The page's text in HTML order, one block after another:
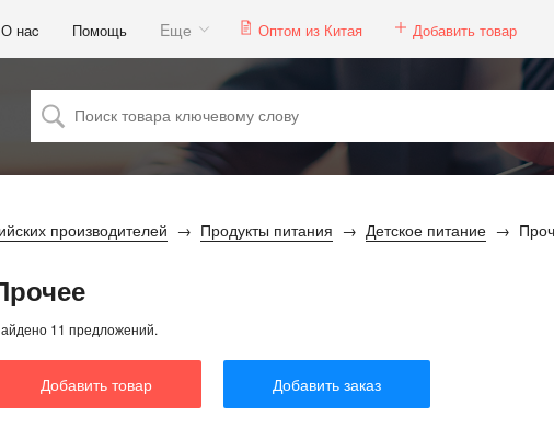
О наc Помощь Eще Оптом из Китая Добавить товар
производителей Продукты питания Детское питание
11 предложений.
Добавить товар Добавить заказ